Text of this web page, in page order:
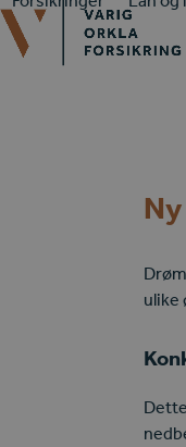
Skip
to
content
ulike